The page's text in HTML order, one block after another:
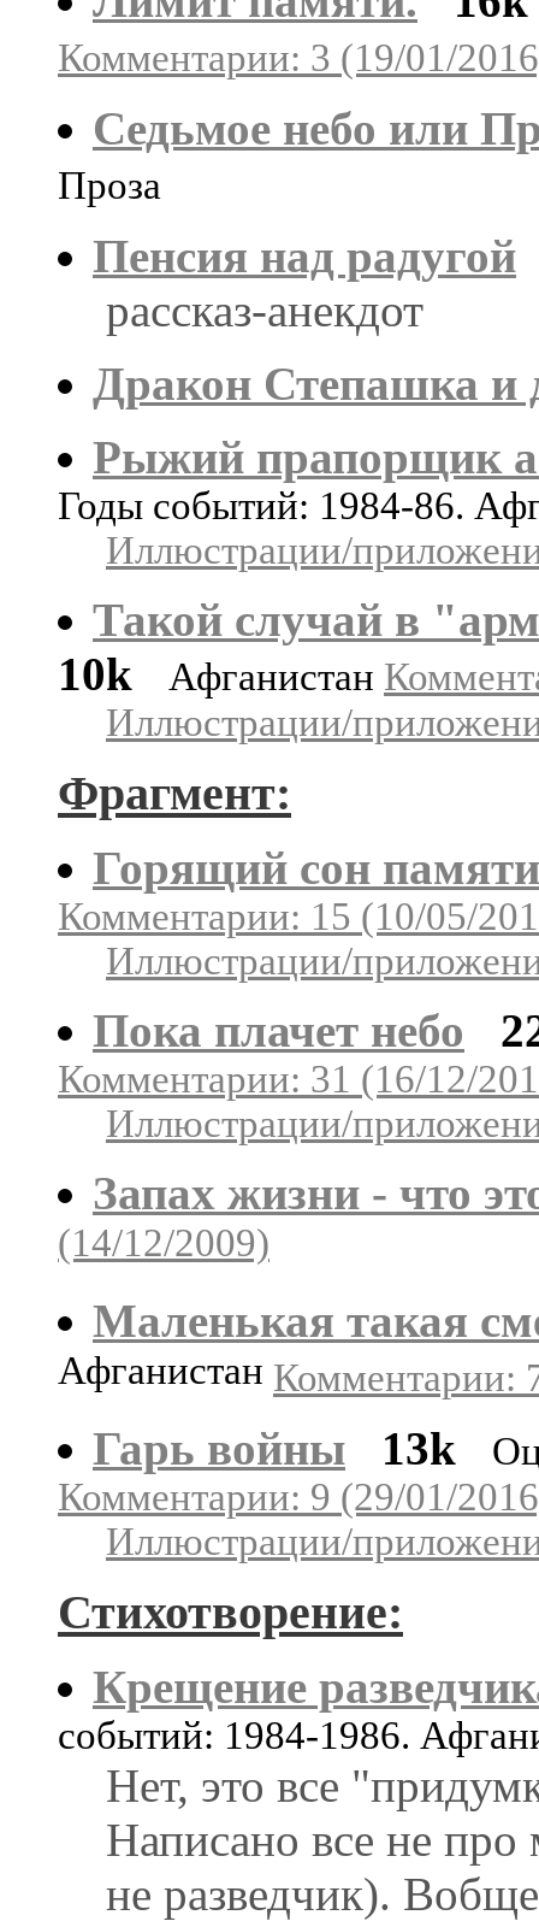
Комментарии: 3 (19/01/
Седьмое небо или
Проза
Пенсия над радугой
рассказ-анекдот
Дракон Степашка
Рыжий прапорщик
Годы событий: 1984-86.
Иллюстрации/
Такой случай в
10k
Афганистан
Иллюстрации/
Фрагмент:
Горящий сон памяти
Комментарии: 15 (10/05/
Иллюстрации/
Пока плачет небо
Комментарии: 31 (16/12/
Иллюстрации/
Запах жизни - что
(14/12/2009)
Маленькая такая
Афганистан Комментарии:
Гарь войны 13k
Комментарии: 9 (29/01/
Иллюстрации/
Стихотворение:
Крещение
событий: 1984-1986.
Нет, это все
Написано все не про
не разведчик).